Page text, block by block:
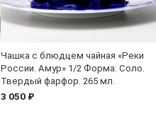
Чашка с блюдцем чайная «Реки
России. Амур» 1/2 Форма: Соло.
Твердый фарфор. 265 мл.
3 050 ₽